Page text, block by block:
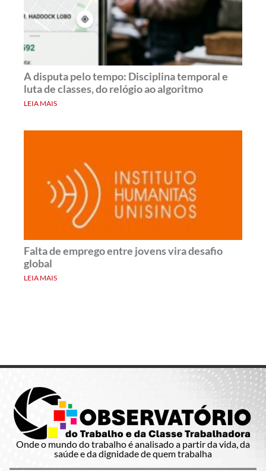
A disputa pelo tempo: Disciplina temporal e
luta de classes, do relógio ao algoritmo
LEIA MAIS
Falta de emprego entre jovens vira desafio
global
LEIA MAIS
Onde o mundo do trabalho é analisado a partir da vida, da
saúde e da dignidade de quem trabalha